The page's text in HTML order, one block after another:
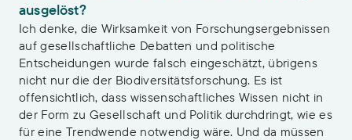
ausgelöst?
Ich denke, die Wirksamkeit von Forschungsergebnissen
auf gesellschaftliche Debatten und politische
Entscheidungen wurde falsch eingeschätzt, übrigens
nicht nur die der Biodiversitätsforschung. Es ist
offensichtlich, dass wissenschaftliches Wissen nicht in
der Form zu Gesellschaft und Politik durchdringt, wie es
für eine Trendwende notwendig wäre. Und da müssen